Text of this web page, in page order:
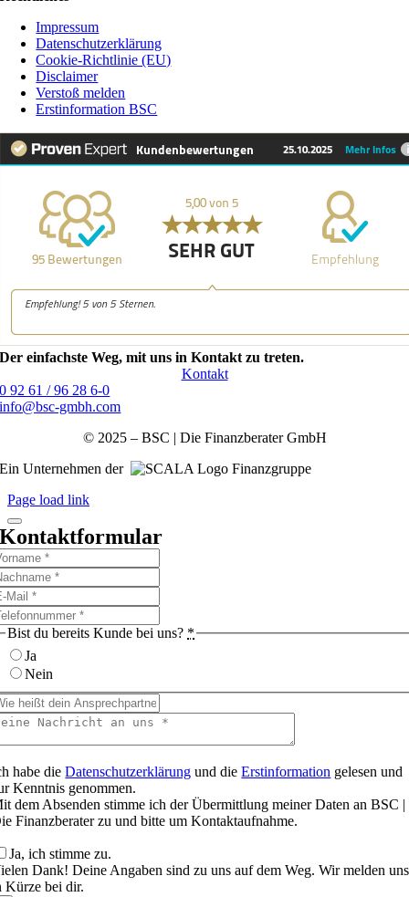
Impressum
Datenschutzerklärung
Cookie-Richtlinie (EU)
Disclaimer
Verstoß melden
Erstinformation BSC
Der einfachste Weg, mit uns in Kontakt zu treten.
Kontakt
0 92 61 / 96 28 6-0
info@bsc-gmbh.com
© 2025 – BSC | Die Finanzberater GmbH
Ein Unternehmen der
Finanzgruppe
Page load link
Kontaktformular
Bist du bereits Kunde bei uns? *
Ja
Nein
habe dieDatenschutzerklärung und dieErstinformation gelesen und
Kenntnis genommen.
dem Absenden stimme ich der Übermittlung meiner Daten an BSC |
Finanzberater zu und bitte um Kontaktaufnahme.
Ja, ich stimme zu.
Dank! Deine Angaben sind zu uns auf dem Weg. Wir melden uns
Kürze bei dir.